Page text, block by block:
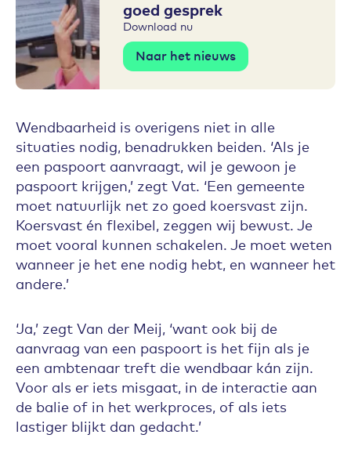
goed gesprek
Download nu
Naar het nieuws
Wendbaarheid is overigens niet in alle
situaties nodig, benadrukken beiden. ‘Als je
een paspoort aanvraagt, wil je gewoon je
paspoort krijgen,’ zegt Vat. ‘Een gemeente
moet natuurlijk net zo goed koersvast zijn.
Koersvast én flexibel, zeggen wij bewust. Je
moet vooral kunnen schakelen. Je moet weten
wanneer je het ene nodig hebt, en wanneer het
andere.’
‘Ja,’ zegt Van der Meij, ‘want ook bij de
aanvraag van een paspoort is het fijn als je
een ambtenaar treft die wendbaar kán zijn.
Voor als er iets misgaat, in de interactie aan
de balie of in het werkproces, of als iets
lastiger blijkt dan gedacht.’